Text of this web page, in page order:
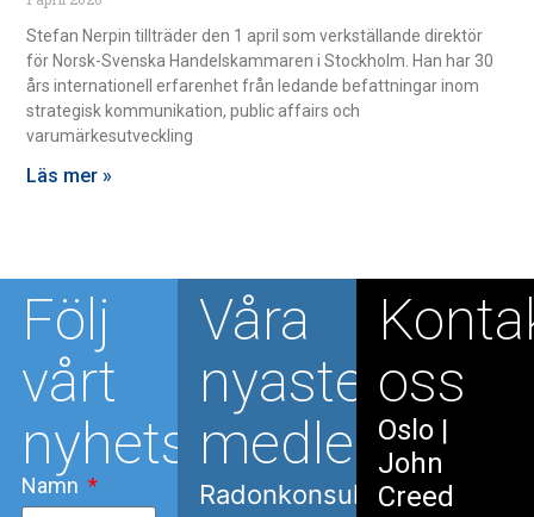
Stefan Nerpin tillträder den 1 april som verkställande direktör
för Norsk-Svenska Handelskammaren i Stockholm. Han har 30
års internationell erfarenhet från ledande befattningar inom
strategisk kommunikation, public affairs och
varumärkesutveckling
Läs mer »
Följ
vårt
nyhetsbrev
Namn
Våra
nyaste
medlemmar
Radonkonsult
oss
Oslo|
John
Creed